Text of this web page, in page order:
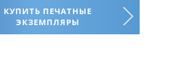
КУПИТЬ ПЕЧАТНЫЕ
ЭКЗЕМПЛЯРЫ